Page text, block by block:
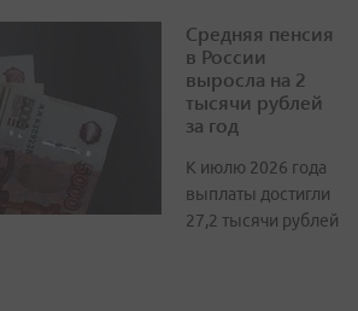
Средняя пенсия
в России
выросла на 2
тысячи рублей
за год
К июлю 2026 года
выплаты достигли
27,2 тысячи рублей